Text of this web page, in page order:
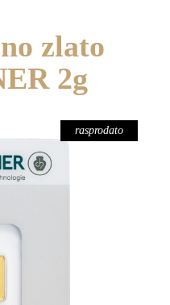
zlato
2g
rasprodato